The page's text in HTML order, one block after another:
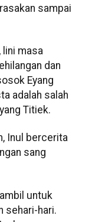
sampai
masa
dan
Eyang
adalah salah
Titiek.
Inul bercerita
sang
untuk
sehari-hari.